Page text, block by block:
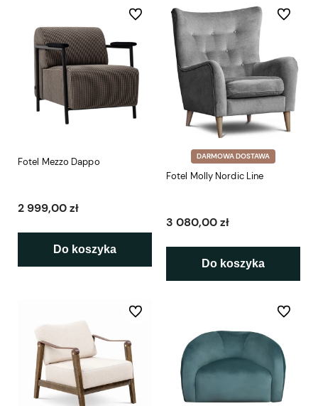
Fotel Mezzo Dappo
2 999,00 zł
Do koszyka
Do ulubionych
DARMOWA DOSTAWA
Fotel Molly Nordic Line
3 080,00 zł
Do koszyka
Do
Do ulubionych Do